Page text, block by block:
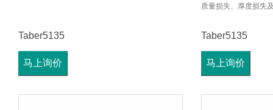
Taber5135
马上询价
质量损失、厚度损失
Taber5135
马上询价